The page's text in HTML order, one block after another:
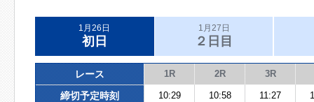
1月26日
初日
1月27日
２日目
レース 1R 2R 3R
締切予定時刻 10:29 10:58 11:27